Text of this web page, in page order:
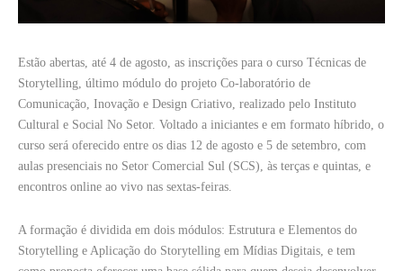
Estão abertas, até 4 de agosto, as inscrições para o curso Técnicas de
Storytelling, último módulo do projeto Co-laboratório de
Comunicação, Inovação e Design Criativo, realizado pelo Instituto
Cultural e Social No Setor. Voltado a iniciantes e em formato híbrido, o
curso será oferecido entre os dias 12 de agosto e 5 de setembro, com
aulas presenciais no Setor Comercial Sul (SCS), às terças e quintas, e
encontros online ao vivo nas sextas-feiras.
A formação é dividida em dois módulos: Estrutura e Elementos do
Storytelling e Aplicação do Storytelling em Mídias Digitais, e tem